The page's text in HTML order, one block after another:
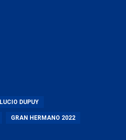
LUCIO DUPUY
GRAN HERMANO 2022